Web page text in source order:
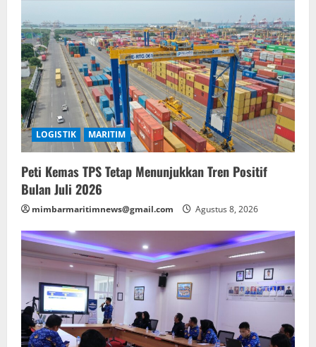
LOGISTIK MARITIM
Peti Kemas TPS Tetap Menunjukkan Tren Positif
Bulan Juli 2026
mimbarmaritimnews@gmail.com Agustus 8, 2026